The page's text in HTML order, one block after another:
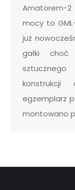
Amatorem-
mocy to
już
gałki
konstrukcji
egzemplarz
montowano